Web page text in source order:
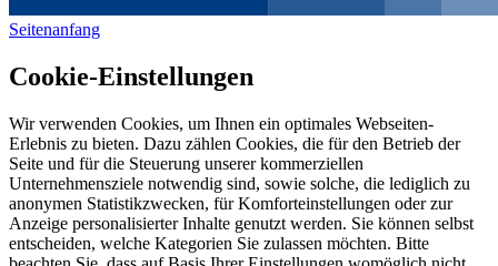
Seitenanfang
Cookie-Einstellungen
Wir verwenden Cookies, um Ihnen ein optimales Webseiten-
Erlebnis zu bieten. Dazu zählen Cookies, die für den Betrieb der
Seite und für die Steuerung unserer kommerziellen
Unternehmensziele notwendig sind, sowie solche, die lediglich zu
anonymen Statistikzwecken, für Komforteinstellungen oder zur
Anzeige personalisierter Inhalte genutzt werden. Sie können selbst
entscheiden, welche Kategorien Sie zulassen möchten. Bitte